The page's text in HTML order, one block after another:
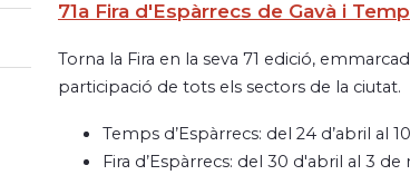
71a Fira d'Espàrrecs de Gavà i
Torna la Fira en la seva 71 edició,
participació de tots els sectors de la ciutat.
Temps d’Espàrrecs: del 24 d’abril al
Fira d’Espàrrecs: del 30 d'abril al 3 de